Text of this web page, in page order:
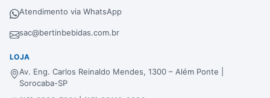
Atendimento via WhatsApp
sac@bertinbebidas.com.br
LOJA
Av. Eng. Carlos Reinaldo Mendes, 1300 – Além Ponte |
Sorocaba-SP